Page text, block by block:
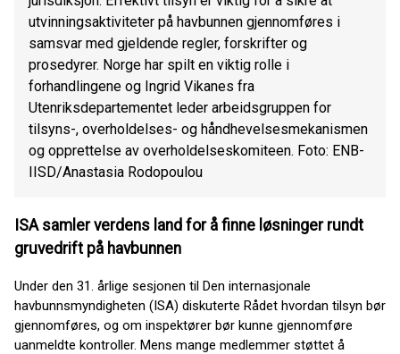
utvinningsaktiviteter på havbunnen gjennomføres i
samsvar med gjeldende regler, forskrifter og
prosedyrer. Norge har spilt en viktig rolle i
forhandlingene og Ingrid Vikanes fra
Utenriksdepartementet leder arbeidsgruppen for
tilsyns-, overholdelses- og håndhevelsesmekanismen
og opprettelse av overholdelseskomiteen. Foto: ENB-
IISD/Anastasia Rodopoulou
ISA samler verdens land for å finne løsninger rundt
gruvedrift på havbunnen
Under den 31. årlige sesjonen til Den internasjonale
havbunnsmyndigheten (ISA) diskuterte Rådet hvordan tilsyn bør
gjennomføres, og om inspektører bør kunne gjennomføre
uanmeldte kontroller. Mens mange medlemmer støttet å